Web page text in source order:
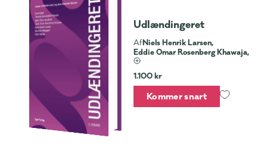
Udlændingeret
AfNiels Henrik Larsen,
Eddie Omar Rosenberg Khawaja,
1.100 kr
Kommer snart